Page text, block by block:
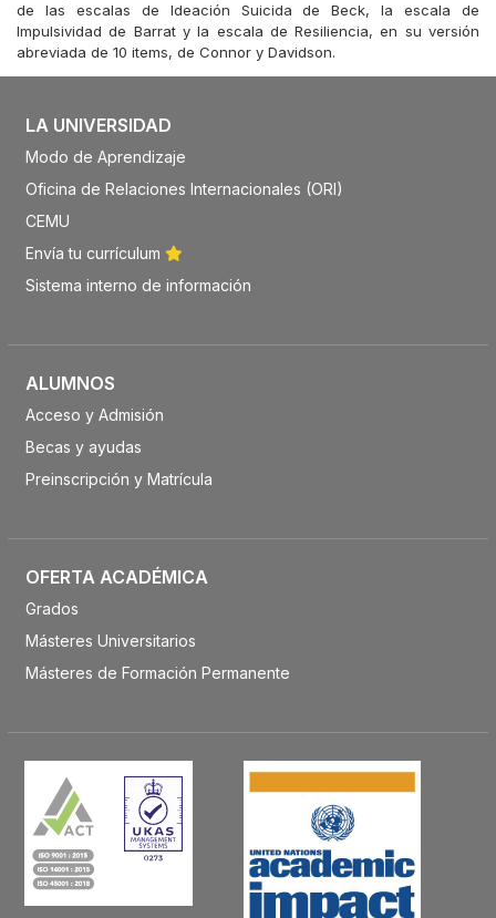
de las escalas de Ideación Suicida de Beck, la escala de
Impulsividad de Barrat y la escala de Resiliencia, en su versión
abreviada de 10 items, de Connor y Davidson.
LA UNIVERSIDAD
Modo de Aprendizaje
Oficina de Relaciones Internacionales (ORI)
CEMU
Envía tu currículum
Sistema interno de información
ALUMNOS
Acceso y Admisión
Becas y ayudas
Preinscripción y Matrícula
OFERTA ACADÉMICA
Grados
Másteres Universitarios
Másteres de Formación Permanente